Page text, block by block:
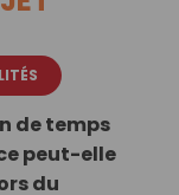
de temps
peut-elle
du